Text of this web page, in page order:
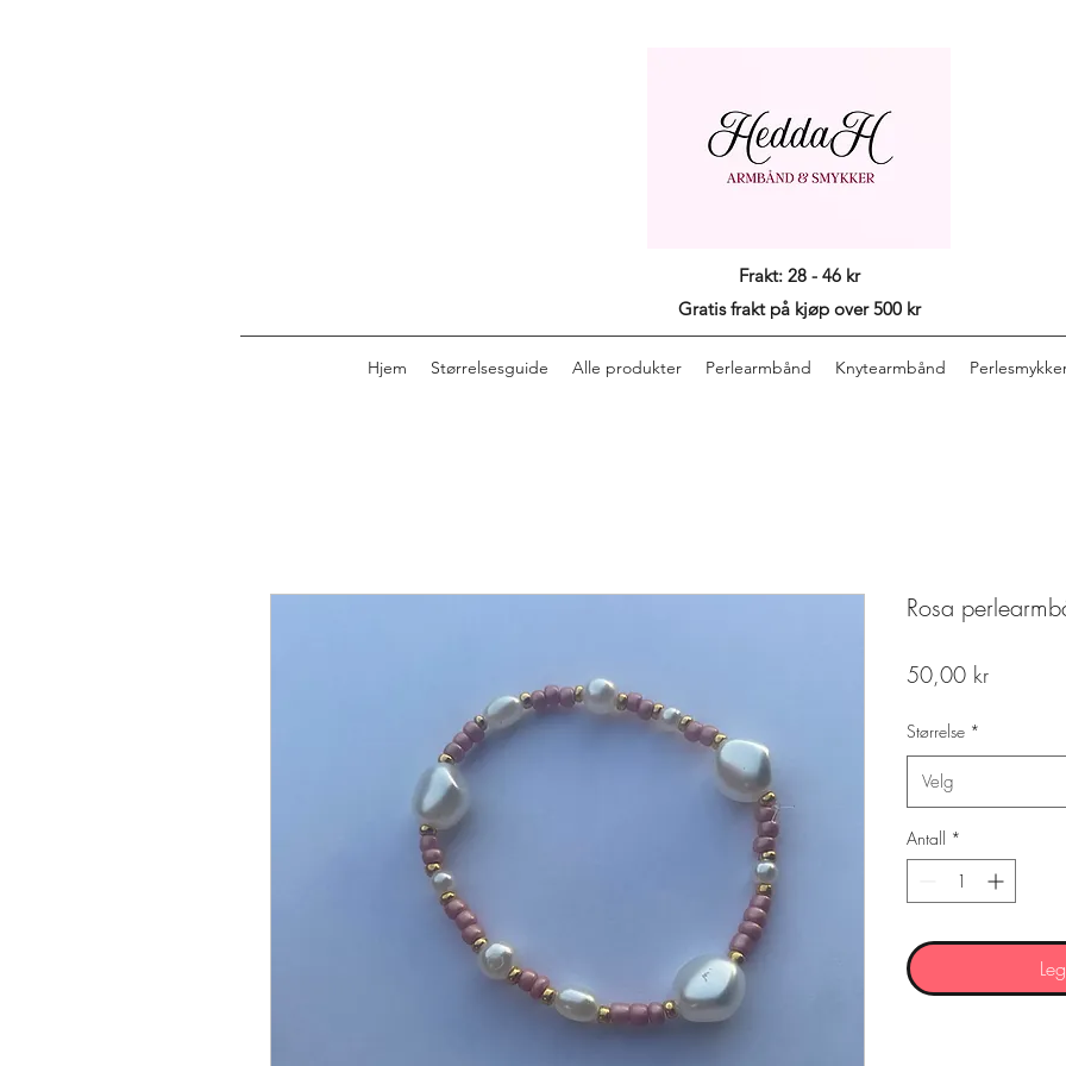
Frakt: 28 - 46 kr
Gratis frakt på kjøp over 500 kr
Hjem Størrelsesguide Alle produkter Perlearmbånd Knytearmbånd
Rosa
50,00 krPris
Størrelse *
Velg
Antall *